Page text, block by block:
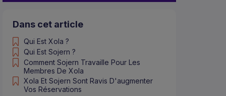
Dans cet article
Qui Est Xola ?
Qui Est Sojern ?
Comment Sojern Travaille Pour Les
Membres De Xola
Xola Et Sojern Sont Ravis D'augmenter
Vos Réservations